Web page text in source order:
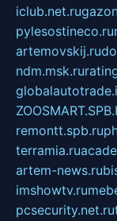
iclub.net.ru
pylesostineco.ru
artemovskij.ru
ndm.msk.ru
remontt.spb.ru
terramia.ru
artem-news.ru
imshowtv.ru
pcsecurity.net.ru